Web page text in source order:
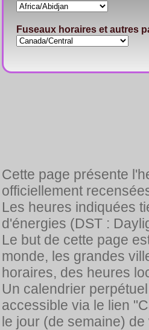
Fuseaux horaires et autres
Cette page présente
officiellement
Les heures indiquées
d'énergies (DST :
Le but de cette page
monde, les grandes
horaires, des heures
Un calendrier
accessible via le lien
le jour (de semaine)